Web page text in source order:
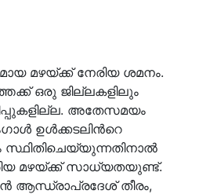
മഴയ്ക്ക് നേരിയ ശമനം.
ഒരു ജില്ലകളിലും
അതേസമയം
ഉൾക്കടലിൻറെ
സ്ഥിതിചെയ്യുന്നതിനാൽ
മഴയ്ക്ക് സാധ്യതയുണ്ട്.
ആന്ധ്രാപ്രദേശ് തീരം,